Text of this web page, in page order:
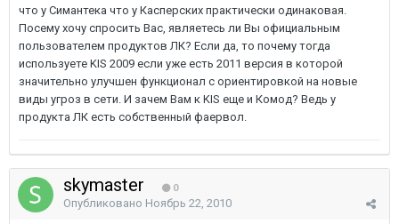
что у Симантека что у Касперских практически одинаковая.
Посему хочу спросить Вас, являетесь ли Вы официальным
пользователем продуктов ЛК? Если да, то почему тогда
используете KIS 2009 если уже есть 2011 версия в которой
значительно улучшен функционал с ориентировкой на новые
виды угроз в сети. И зачем Вам к KIS еще и Комод? Ведь у
продукта ЛК есть собственный фаервол.
skymaster 0
Опубликовано Ноябрь 22, 2010